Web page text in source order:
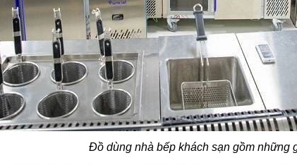
Đồ dùng nhà bếp khách sạn gồm những